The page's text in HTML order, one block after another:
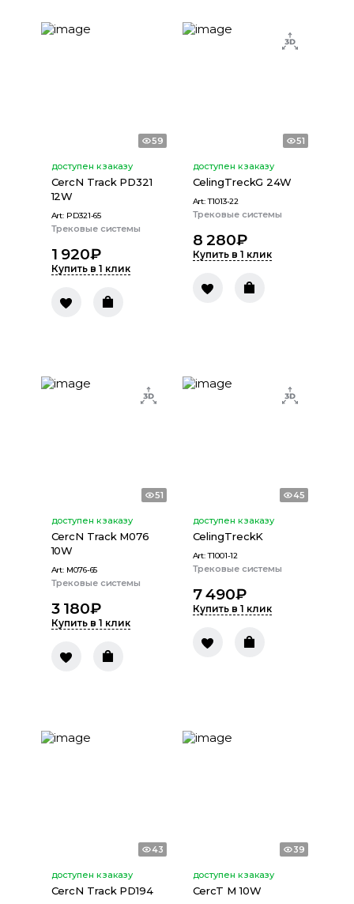
59
доступен к заказу
CercN Track PD321
12W
Art: PD321-65
Трековые системы
1 920₽
Купить в 1 клик
51
доступен к заказу
CelingTreckG 24W
Art:T1013-22
Трековые системы
8 280₽
Купить в 1 клик
51
доступен к заказу
CercN Track M076
10W
Art: M076-65
Трековые системы
3 180₽
Купить в 1 клик
45
доступен к заказу
CelingTreckK
Art:T1001-12
Трековые системы
7 490₽
Купить в 1 клик
43
доступен к заказу
CercN Track PD194
39
доступен к заказу
CercT M 10W